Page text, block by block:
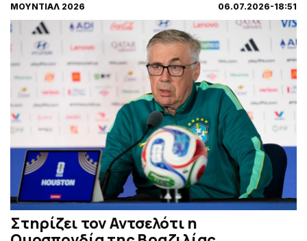
ΜΟΥΝΤΙΑΛ 2026 06.07.2026-18:51
Στηρίζει τον Αντσελότι η